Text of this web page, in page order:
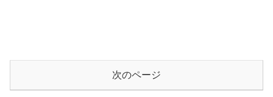
次のページ